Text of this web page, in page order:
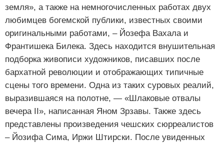
земля», а также на немногочисленных работах двух
любимцев богемской публики, известных своими
оригинальными работами, – Йозефа Вахала и
Франтишека Билека. Здесь находится внушительная
подборка живописи художников, писавших после
бархатной революции и отображающих типичные
сцены того времени. Одна из таких суровых реалий,
выразившаяся на полотне, — «Шлаковые отвалы
вечера II», написанная Яном Зрзавы. Также здесь
представлены произведения чешских сюрреалистов
– Йозифа Сима, Иржи Штирски. После увиденных